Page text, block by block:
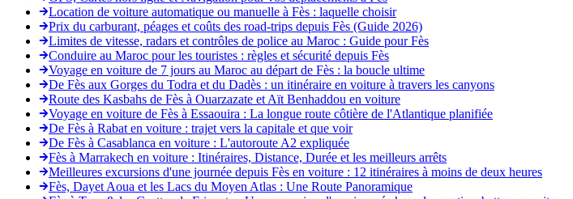
Location de voiture automatique ou manuelle à Fès : laquelle choisir
Prix du carburant, péages et coûts des road-trips depuis Fès (Guide 2026)
Limites de vitesse, radars et contrôles de police au Maroc : Guide pour Fès
Conduire au Maroc pour les touristes : règles et sécurité depuis Fès
Voyage en voiture de 7 jours au Maroc au départ de Fès : la boucle ultime
De Fès aux Gorges du Todra et du Dadès : un itinéraire en voiture à travers les canyons
Route des Kasbahs de Fès à Ouarzazate et Aït Benhaddou en voiture
Voyage en voiture de Fès à Essaouira : La longue route côtière de l'Atlantique planifiée
De Fès à Rabat en voiture : trajet vers la capitale et que voir
De Fès à Casablanca en voiture : L'autoroute A2 expliquée
Fès à Marrakech en voiture : Itinéraires, Distance, Durée et les meilleurs arrêts
Meilleures excursions d'une journée depuis Fès en voiture : 12 itinéraires à moins de deux heures
Fès, Dayet Aoua et les Lacs du Moyen Atlas : Une Route Panoramique